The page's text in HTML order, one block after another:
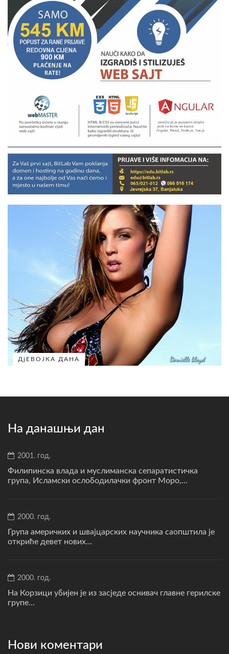
ДјЕВОЈКА ДАНА
На данашњи дан
2001. год.
Филипинска влада и муслиманска сепаратистичка
група, Исламски ослободилачки фронт Моро,...
2000. год.
Група америчких и швајцарских научника саопштила је
откриће девет нових...
2000. год.
На Корзици убијен је из засједе оснивач главне герилске
групе...
Нови коментари